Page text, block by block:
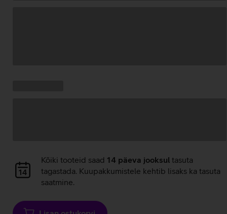
Andmete
laadimine
Kõiki tooteid saad 14 päeva jooksul tasuta
tagastada. Kuupakkumistele kehtib lisaks ka tasuta
saatmine.